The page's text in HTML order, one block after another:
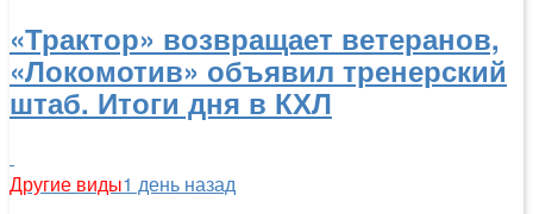
«Трактор» возвращает ветеранов,
«Локомотив» объявил тренерский
штаб. Итоги дня в КХЛ
Другие виды1 день назад